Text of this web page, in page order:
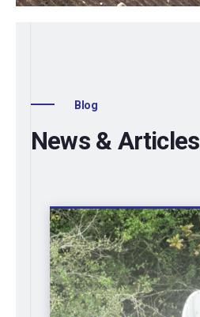
Blog
News & Articles